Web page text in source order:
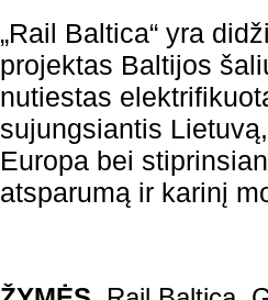
„Rail Baltica“ yra
projektas Baltijos
nutiestas
sujungsiantis
Europa bei
atsparumą ir karinį